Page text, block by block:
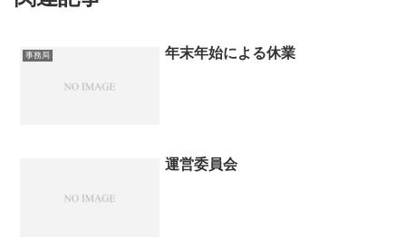
事務局 年末年始による休業
運営委員会